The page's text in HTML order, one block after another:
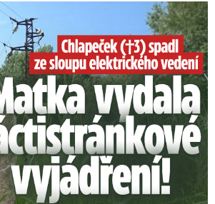
Matka vydala vyjádření na 16 stran